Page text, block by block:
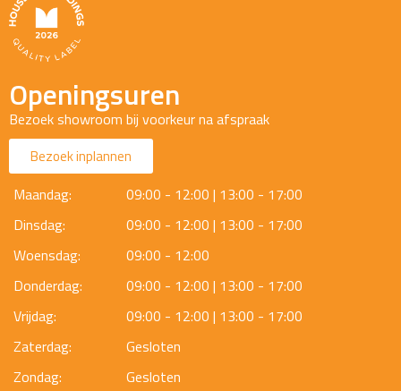
Openingsuren
Bezoek showroom bij voorkeur na afspraak
Bezoek inplannen
Maandag:
09:00 - 12:00 | 13:00 - 17:00
Dinsdag:
09:00 - 12:00 | 13:00 - 17:00
Woensdag:
09:00 - 12:00
Donderdag:
09:00 - 12:00 | 13:00 - 17:00
Vrijdag:
09:00 - 12:00 | 13:00 - 17:00
Zaterdag:
Gesloten
Zondag:
Gesloten